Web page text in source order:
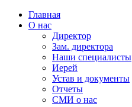
Главная
О нас
Директор
Зам. директора
Наши специалисты
Иерей
Устав и документы
Отчеты
СМИ о нас